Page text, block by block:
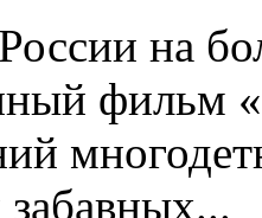
на
фильм